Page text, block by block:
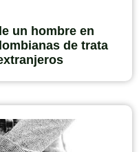
un hombre en
de trata